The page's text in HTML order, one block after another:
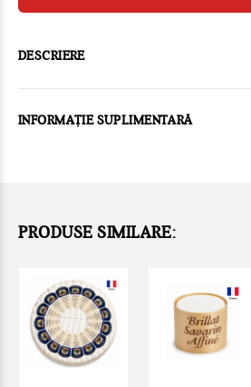
DESCRIERE
INFORMAȚIE SUPLIMENTARĂ
PRODUSE SIMILARE: